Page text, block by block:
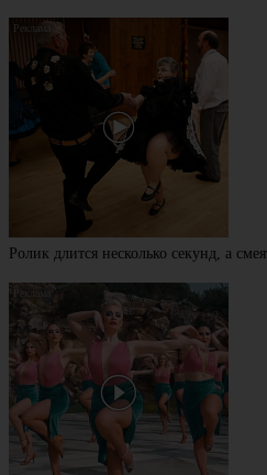
Ролик длится несколько секунд, а